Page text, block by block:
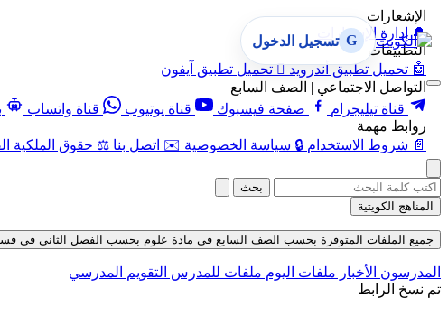
الإشعارات
🔔 إدارة الإشعارات
التطبيقات
🤖 تحميل تطبيق أندرويد  تحميل تطبيق آيفون
التواصل الاجتماعي | الصف السابع
قناة تيليجرام
صفحة فيسبوك قناة يوتيوب قناة واتساب
روابط مهمة
📄 شروط الاستخدام 🔒 سياسة الخصوصية ✉️ اتصل بنا ⚖️ حقوق الملكية
G تسجيل الدخول
بحث
المناهج الكويتية
جميع الملفات المتوفرة بحسب الصف السابع في مادة علوم بحسب الفصل الثاني في قسم حلول
المدرسون الأخبار ملفات اليوم ملفات للمدرس التقويم المدرسي
تم نسخ الرابط